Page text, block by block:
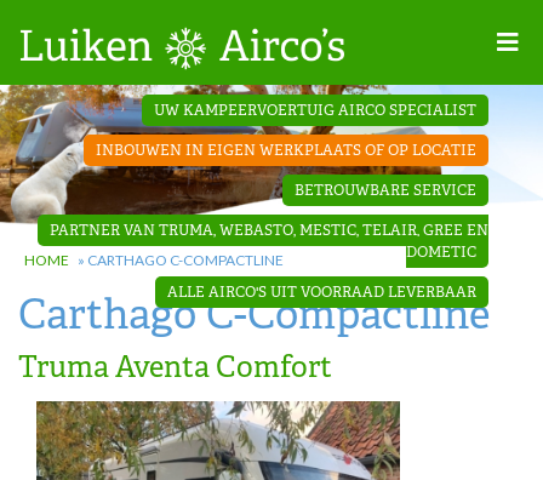
Projecten
Contact
Dakopbouw
airco’s
‘Onder de
bank’ airco’s
‘Teleco
Ultra
UW KAMPEERVOERTUIG AIRCO SPECIALIST
INBOUWEN IN EIGEN WERKPLAATS OF OP LOCATIE
BETROUWBARE SERVICE
PARTNER VAN TRUMA, WEBASTO, MESTIC, TELAIR, GREE EN
DOMETIC
ALLE AIRCO'S UIT VOORRAAD LEVERBAAR
HOME » CARTHAGO C-COMPACTLINE
Carthago C-Compactline
Truma Aventa Comfort